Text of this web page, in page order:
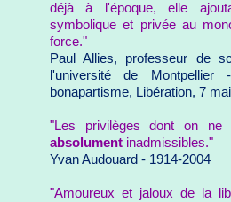
déjà à l'époque, elle
symbolique et privée au
force."
Paul Allies, professeur de
l'université de
bonapartisme, Libération, 7
"Les privilèges dont on ne
absolument inadmissibles."
Yvan Audouard - 1914-2004
"Amoureux et jaloux de la